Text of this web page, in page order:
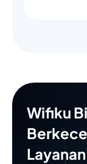
Wifiku